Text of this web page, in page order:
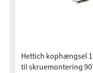
Hettich kophængsel
til skruemontering